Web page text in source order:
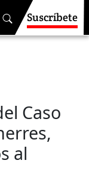
Suscríbete
Caso
al